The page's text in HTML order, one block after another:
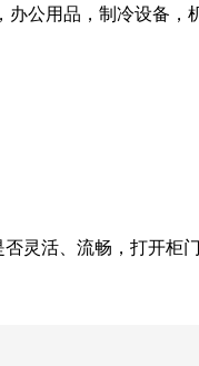
公用品，制冷设备，
灵活、流畅，打开柜